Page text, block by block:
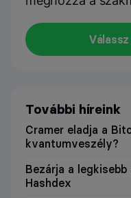
További híreink
Cramer eladja a
kvantumveszély?
Bezárja a
Hashdex